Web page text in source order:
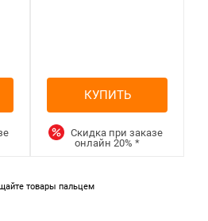
КУПИТЬ
Скидка при заказе
онлайн20%*